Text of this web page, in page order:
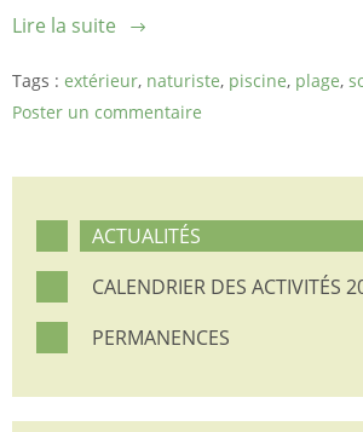
Lire la suite
Tags : extérieur, naturiste, piscine, plage,
Poster un commentaire
ACTUALITÉS
CALENDRIER DES ACTIVITÉS
PERMANENCES